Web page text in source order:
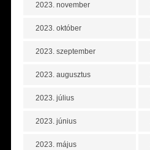
2023. november
2023. október
2023. szeptember
2023. augusztus
2023. július
2023. június
2023. május